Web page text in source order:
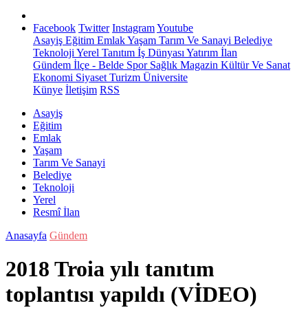
Facebook Twitter InstagramYoutube
Asayiş Eğitim EmlakYaşam Tarım Ve Sanayi Belediye
Teknoloji Yerel Tanıtım İş Dünyası Yatırım İlan
Gündem İlçe - Belde SporSağlık Magazin Kültür Ve Sanat
Ekonomi Siyaset Turizm Üniversite
Künye İletişim RSS
Asayiş
Eğitim
Emlak
Yaşam
Tarım Ve Sanayi
Belediye
Teknoloji
Yerel
Resmî İlan
Anasayfa Gündem
2018 Troia yılı tanıtım
toplantısı yapıldı (VİDEO)